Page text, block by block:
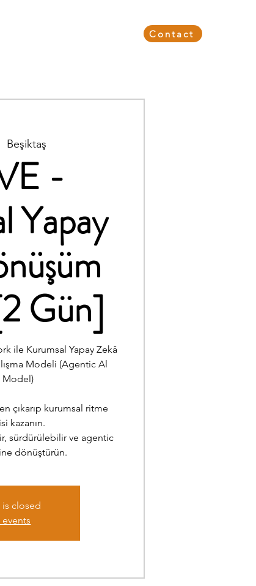
Contact
Beşiktaş
-
Yapay
Gün]
ile Kurumsal Yapay Zekâ
Modeli (Agentic Al
Model)
çıkarıp kurumsal ritme
kazanın.
sürdürülebilir ve agentic
dönüştürün.
is closed